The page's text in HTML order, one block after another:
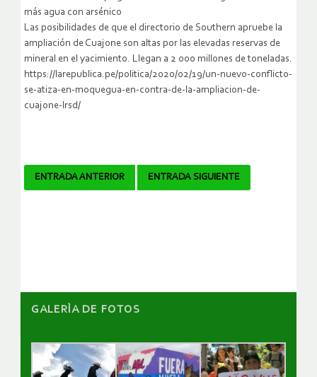
más agua con arsénico
Las posibilidades de que el directorio de Southern apruebe la
ampliación de Cuajone son altas por las elevadas reservas de
mineral en el yacimiento. Llegan a 2 000 millones de toneladas.
https://larepublica.pe/politica/2020/02/19/un-nuevo-conflicto-
se-atiza-en-moquegua-en-contra-de-la-ampliacion-de-
cuajone-lrsd/
Navegador
ENTRADA ANTERIOR ENTRADA SIGUIENTE
GALERÌA DE FOTOS